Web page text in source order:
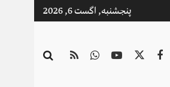
پنجشنبه, اگست 6, 2026